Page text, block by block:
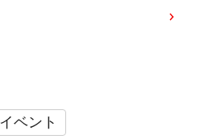
イベント